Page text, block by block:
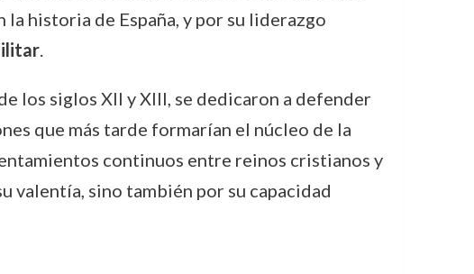
historia de España, y por su liderazgo
.
los siglos XII y XIII, se dedicaron a defender
que más tarde formarían el núcleo de la
continuos entre reinos cristianos y
valentía, sino también por su capacidad